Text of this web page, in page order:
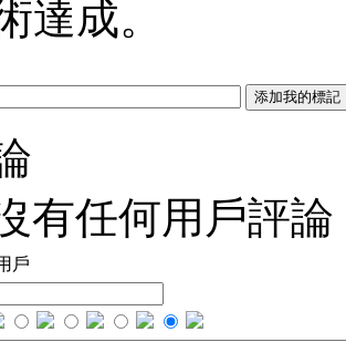
達成。
有任何用戶評論
戶